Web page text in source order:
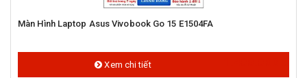
Màn Hình Laptop Asus Vivobook Go 15 E1504FA
Xem chi tiết